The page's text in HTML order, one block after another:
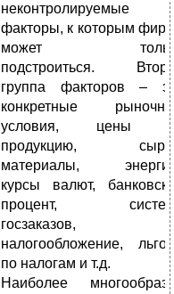
неконтролируемые
факторы, к которым
может
подстроиться.
группа факторов –
конкретные
условия, цены
продукцию,
материалы,
курсы валют,
процент,
госзаказов,
налогообложение,
по налогам и т.д.
Наиболее